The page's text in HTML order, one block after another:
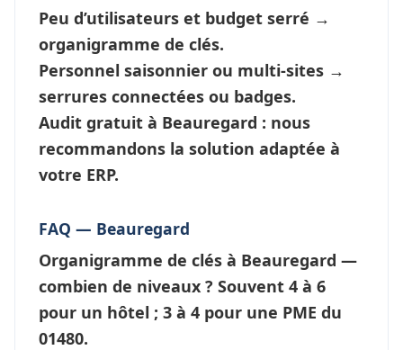
Peu d’utilisateurs et budget serré →
organigramme de clés.
Personnel saisonnier ou multi-sites →
serrures connectées ou badges.
Audit gratuit à Beauregard : nous
recommandons la solution adaptée à
votre ERP.
FAQ — Beauregard
Organigramme de clés à Beauregard —
combien de niveaux ? Souvent 4 à 6
pour un hôtel ; 3 à 4 pour une PME du
01480.